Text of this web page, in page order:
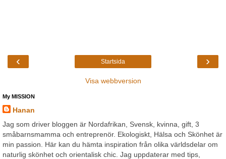
‹ ›
Startsida
Visa webbversion
My MISSION
Hanan
Jag som driver bloggen är Nordafrikan, Svensk, kvinna, gift, 3
småbarnsmamma och entreprenör. Ekologiskt, Hälsa och Skönhet är
min passion. Här kan du hämta inspiration från olika världsdelar om
naturlig skönhet och orientalisk chic. Jag uppdaterar med tips,